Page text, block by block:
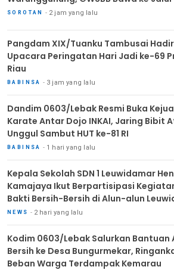
SOROTAN 2 jam yang lalu
Pangdam XIX/Tuanku Tambusai
Upacara Peringatan Hari Jadi ke-69
Riau
BABINSA 3 jam yang lalu
Dandim 0603/Lebak Resmi Buka
Karate Antar Dojo INKAI, Jaring Bibit
Unggul Sambut HUT ke-81 RI
BABINSA 1 hari yang lalu
Kepala Sekolah SDN 1 Leuwidamar
Kamajaya Ikut Berpartisipasi
Bakti Bersih-Bersih di Alun-alun
NEWS 2 hari yang lalu
Kodim 0603/Lebak Salurkan Bantuan
Bersih ke Desa Bungurmekar,
Beban Warga Terdampak Kemarau